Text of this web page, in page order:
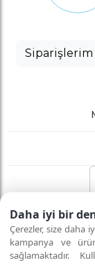
Daha iyi bir
Çerezler, size daha
kampanya ve
sağlamaktadır.
Siparişlerim